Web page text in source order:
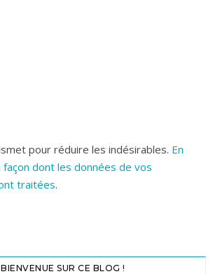
pour réduire les indésirables. En
façon dont les données de vos
traitées.
BIENVENUE SUR CE BLOG !